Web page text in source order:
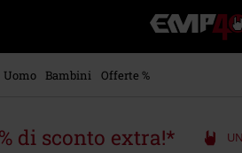
EMP
-
Musica,
Uomo Bambini Offerte %
di sconto extra!*